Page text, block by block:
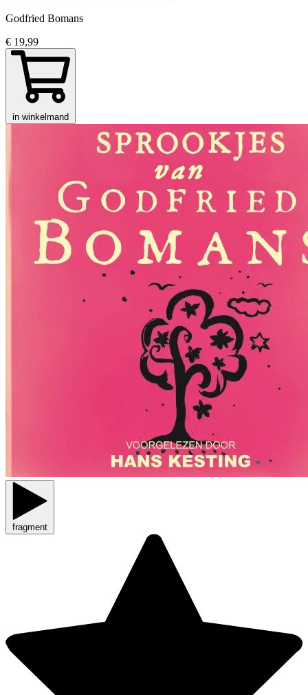
Godfried Bomans
€ 19,99
in winkelmand
fragment